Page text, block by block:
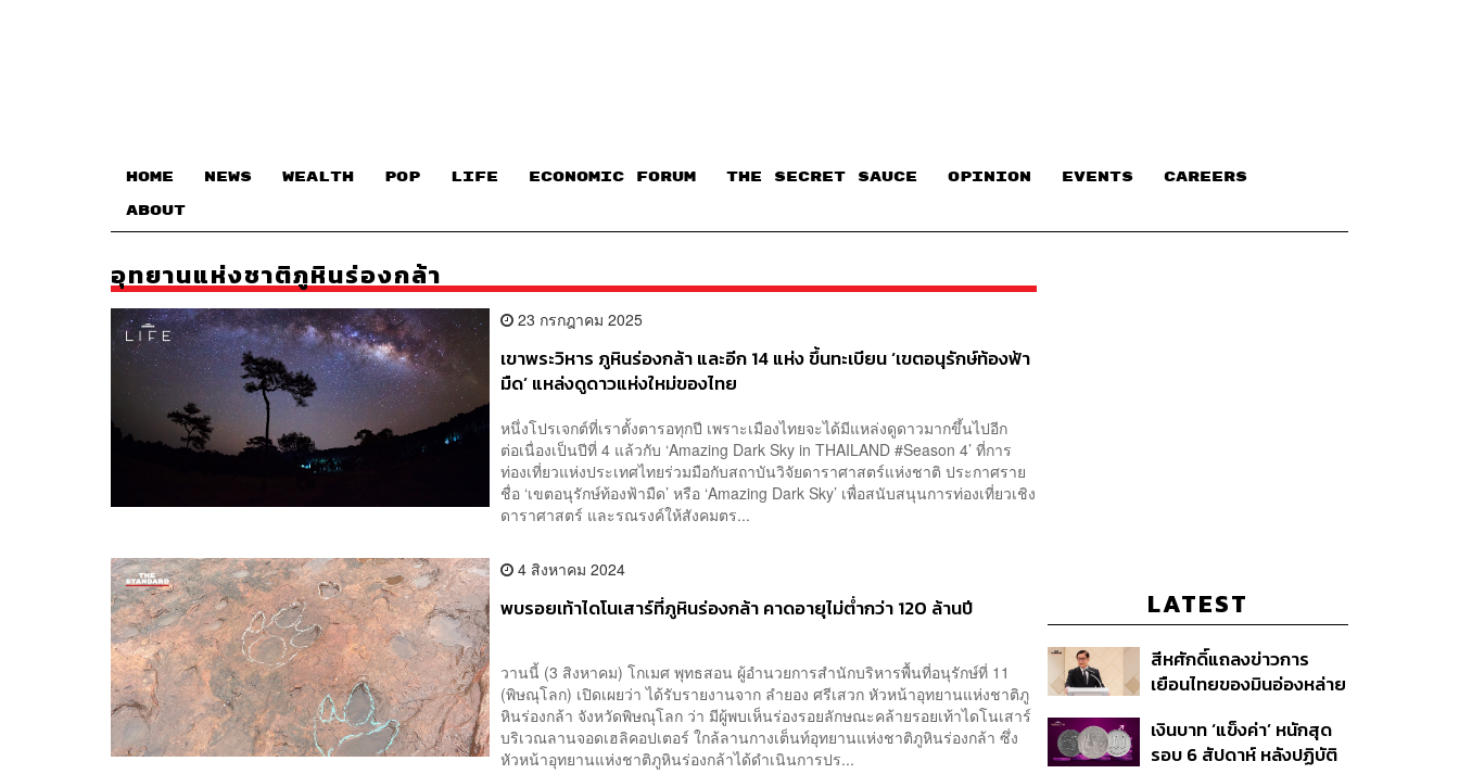
HOME NEWS WEALTH POP LIFE ECONOMIC FORUM THE SECRET SAUCE​ OPINION EVENTS CAREERS
ABOUT
อุทยานแห่งชาติภูหินร่องกล้า
23 กรกฎาคม 2025
เขาพระวิหาร ภูหินร่องกล้า และอีก 14 แห่ง ขึ้นทะเบียน ‘เขตอนุรักษ์ท้องฟ้า
มืด’ แหล่งดูดาวแห่งใหม่ของไทย
หนึ่งโปรเจกต์ที่เราตั้งตารอทุกปี เพราะเมืองไทยจะได้มีแหล่งดูดาวมากขึ้นไปอีก
ต่อเนื่องเป็นปีที่ 4 แล้วกับ ‘Amazing Dark Sky in THAILAND #Season 4’ ที่การ
ท่องเที่ยวแห่งประเทศไทยร่วมมือกับสถาบันวิจัยดาราศาสตร์แห่งชาติ ประกาศราย
ชื่อ ‘เขตอนุรักษ์ท้องฟ้ามืด’ หรือ ‘Amazing Dark Sky’ เพื่อสนับสนุนการท่องเที่ยวเชิง
ดาราศาสตร์ และรณรงค์ให้สังคมตร...
4 สิงหาคม 2024
พบรอยเท้าไดโนเสาร์ที่ภูหินร่องกล้า คาดอายุไม่ต่ำกว่า 120 ล้านปี
วานนี้ (3 สิงหาคม) โกเมศ พุทธสอน ผู้อำนวยการสำนักบริหารพื้นที่อนุรักษ์ที่ 11
(พิษณุโลก) เปิดเผยว่า ได้รับรายงานจาก ลำยอง ศรีเสวก หัวหน้าอุทยานแห่งชาติภู
หินร่องกล้า จังหวัดพิษณุโลก ว่า มีผู้พบเห็นร่องรอยลักษณะคล้ายรอยเท้าไดโนเสาร์
บริเวณลานจอดเฮลิคอปเตอร์ ใกล้ลานกางเต็นท์อุทยานแห่งชาติภูหินร่องกล้า ซึ่ง
หัวหน้าอุทยานแห่งชาติภูหินร่องกล้าได้ดำเนินการปร...
LATEST
สีหศักดิ์แถลงข่าวการ
เยือนไทยของมินอ่องหล่าย
สร้างสรรค์ ตรงไปตรงมา
ย้ำต้องการให้เมียนมากลับ
เงินบาท ‘แข็งค่า’ หนักสุด
รอบ 6 สัปดาห์ หลังปฏิบัติ